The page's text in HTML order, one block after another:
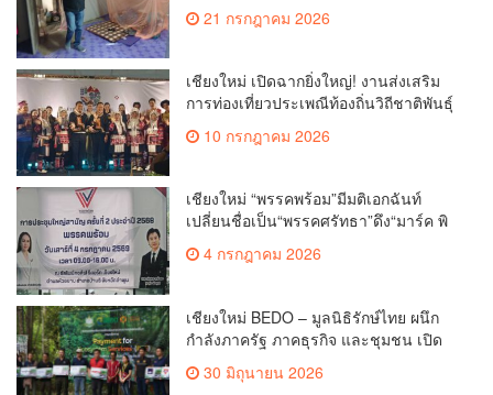
21 กรกฎาคม 2026
เชียงใหม่ เปิดฉากยิ่งใหญ่! งานส่งเสริม
การท่องเที่ยวประเพณีท้องถิ่นวิถีชาติพันธุ์
10 กรกฎาคม 2026
เชียงใหม่ “พรรคพร้อม”มีมติเอกฉันท์
เปลี่ยนชื่อเป็น“พรรคศรัทธา”ดึง“มาร์ค พิ
ตบูล”นำทัพกรรมการบริหารชุดใหม่(คลิป)
4 กรกฎาคม 2026
เชียงใหม่ BEDO – มูลนิธิรักษ์ไทย ผนึก
กำลังภาครัฐ ภาคธุรกิจ และชุมชน เปิด
พิทักษ์ป่าต้นน้ำ ผ่านกลไก PES ฟื้นฟูป่า
30 มิถุนายน 2026